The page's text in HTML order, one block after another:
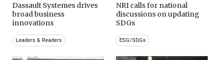
Dassault Systemes drives
broad business
innovations
Leaders & Readers
NRI calls for national
discussions on updating
SDGs
ESG/SDGs